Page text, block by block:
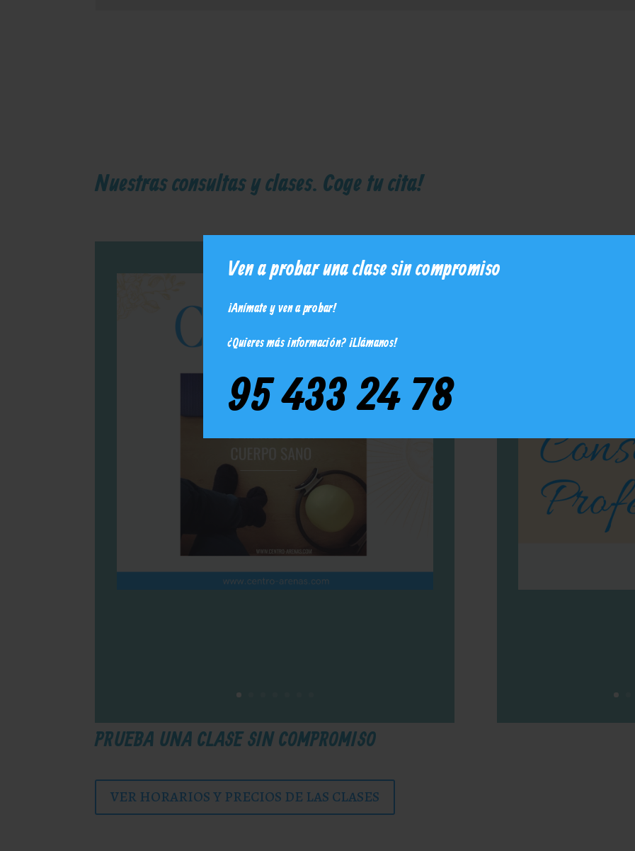
Ven a probar una clase sin compromiso
¡Anímate y ven a probar!
¿Quieres más información? ¡Llámanos!
95 433 24 78
Nuestras consultas y clases. Coge tu cita!
PRUEBA UNA CLASE SIN COMPROMISO
VER HORARIOS Y PRECIOS DE LAS CLASES